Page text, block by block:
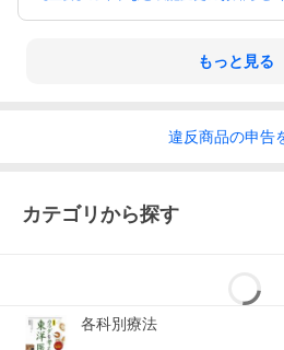
もっと見る
違反商品の申告
カテゴリから探す
各科別療法